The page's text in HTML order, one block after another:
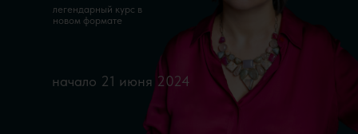
легендарный курс в
новом формате
начало 21 июня 2024